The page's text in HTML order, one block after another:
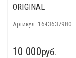
ORIGINAL
Артикул: 1643637980
10 000руб.